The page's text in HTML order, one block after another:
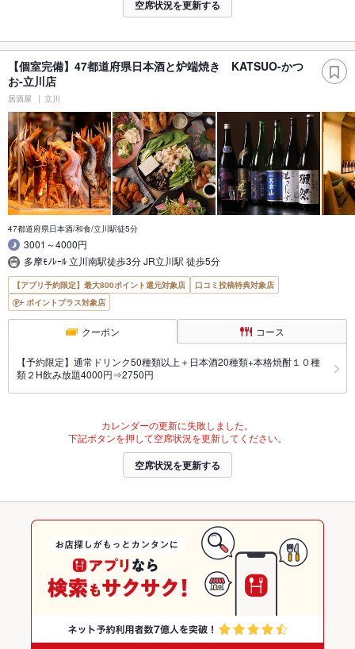
空席状況を更新する
【個室完備】47都道府県日本酒と炉端焼き KATSUO‐かつ
お‐立川店
居酒屋 立川
47都道府県日本酒/和食/立川駅徒5分
3001～4000円
多摩ﾓﾉﾚｰﾙ 立川南駅徒歩3分 JR立川駅 徒歩5分
【アプリ予約限定】最大800ポイント還元対象店
口コミ投稿特典対象店
ポイントプラス対象店
クーポン コース
【予約限定】通常ドリンク50種類以上＋日本酒20種類+本格焼酎１０種
類２H飲み放題4000円⇒2750円
カレンダーの更新に失敗しました。
下記ボタンを押して空席状況を更新してください。
空席状況を更新する